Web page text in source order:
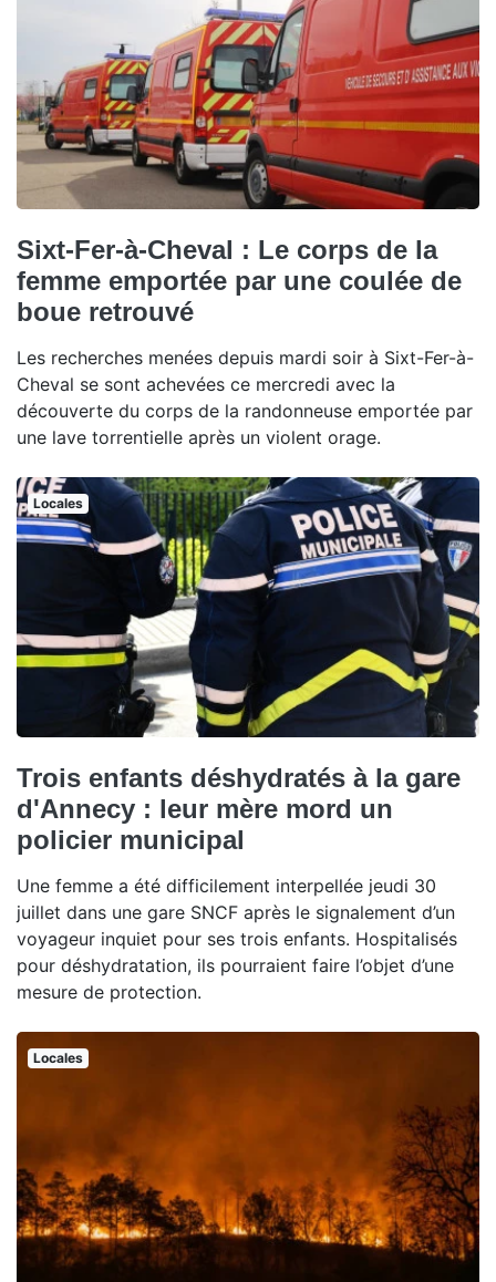
Sixt-Fer-à-Cheval : Le corps de la
femme emportée par une coulée de
boue retrouvé
Les recherches menées depuis mardi soir à Sixt-Fer-à-
Cheval se sont achevées ce mercredi avec la
découverte du corps de la randonneuse emportée par
une lave torrentielle après un violent orage.
Locales
Trois enfants déshydratés à la gare
d'Annecy : leur mère mord un
policier municipal
Une femme a été difficilement interpellée jeudi 30
juillet dans une gare SNCF après le signalement d’un
voyageur inquiet pour ses trois enfants. Hospitalisés
pour déshydratation, ils pourraient faire l’objet d’une
mesure de protection.
Locales